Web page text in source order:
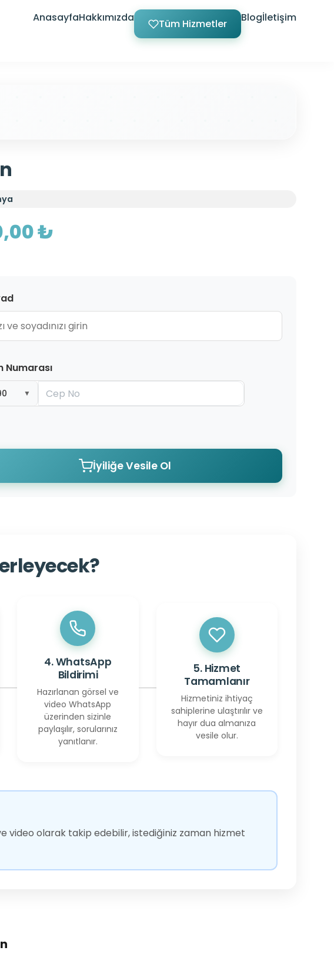
AnasayfaHakkımızda Tüm Hizmetler Blogİletişim
₺
Numarası
▼
İyiliğe Vesile Ol
4. WhatsApp
Bildirimi
Hazırlanan görsel ve
video WhatsApp
üzerinden sizinle
paylaşılır, sorularınız
yanıtlanır.
5. Hizmet
Tamamlanır
Hizmetiniz ihtiyaç
sahiplerine ulaştırılır ve
hayır dua almanıza
vesile olur.
video olarak takip edebilir, istediğiniz zaman hizmet